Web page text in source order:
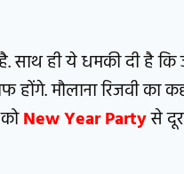
साथ ही ये धमकी दी है कि
मौलाना रिजवी का
New Year Partyसे